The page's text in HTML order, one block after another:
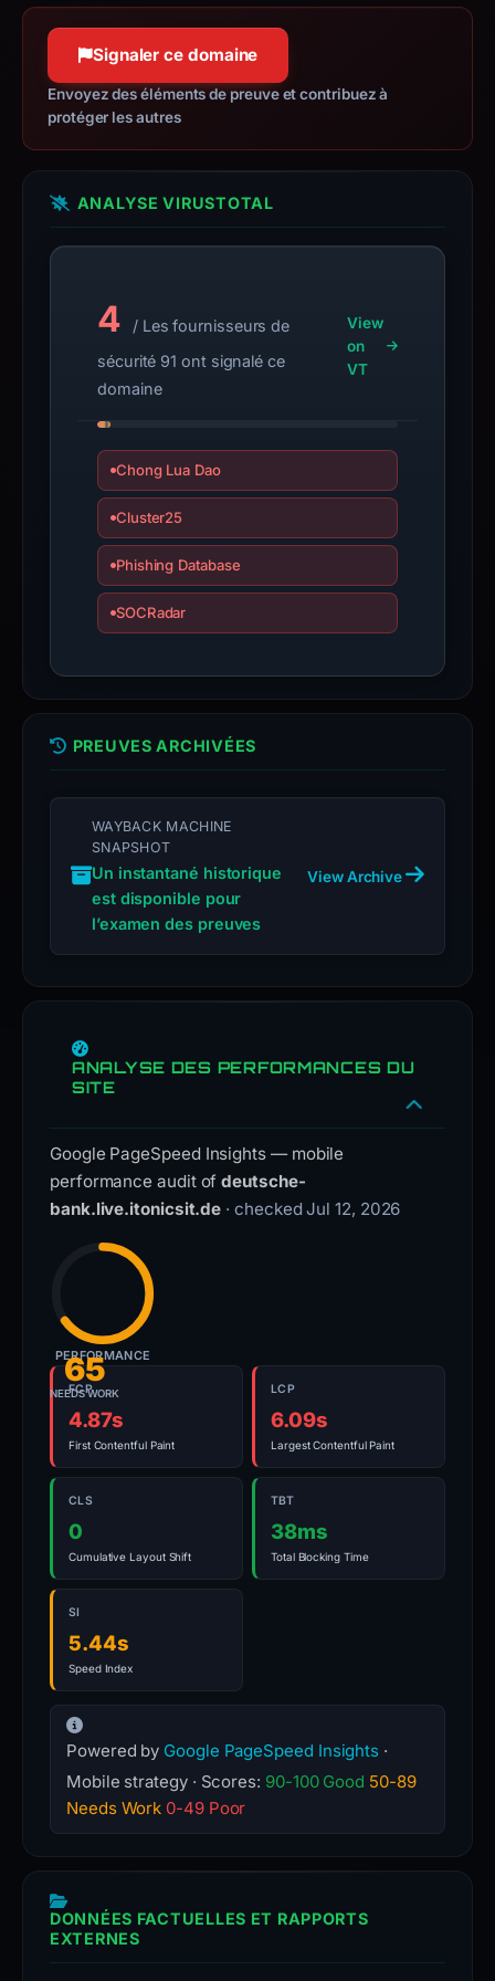
collection.
This
report
bound
observations,
not
a
Avoid
interacting
domain;
submit
an
if
the
is
and Ajax.
jquery.com
Confiance à 100 %
Signaler ce domaine
Envoyez des éléments de preuve et contribuez à
protéger les autres
ANALYSE VIRUSTOTAL
4
/ Les fournisseurs de
sécurité 91 ont signalé ce
domaine
View
on
VT
Chong Lua Dao
Cluster25
Phishing Database
SOCRadar
PREUVES ARCHIVÉES
WAYBACK MACHINE
SNAPSHOT
Un instantané historique
est disponible pour
l’examen des preuves
View Archive
ANALYSE DES PERFORMANCES DU
SITE
Google PageSpeed Insights — mobile
performance audit ofdeutsche-
bank.live.itonicsit.de · checked Jul 12, 2026
65
NEEDS WORK
PERFORMANCE
FCP
4.87s
First Contentful Paint
LCP
6.09s
Largest Contentful Paint
CLS
0
Cumulative Layout Shift
TBT
38ms
Total Blocking Time
SI
5.44s
Speed Index
Powered by Google PageSpeed Insights ·
Mobile strategy · Scores: 90-100 Good 50-89
Needs Work 0-49 Poor
DONNÉES FACTUELLES ET RAPPORTS
EXTERNES